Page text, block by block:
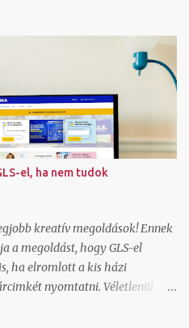
el, ha nem tudok
kreatív megoldások! Ennek
a megoldást, hogy GLS-el
ha elromlott a kis házi
nyomtatni. Véletlenül